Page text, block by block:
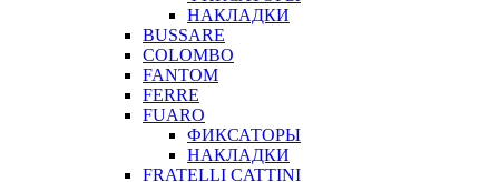
НАКЛАДКИ
BUSSARE
COLOMBO
FANTOM
FERRE
FUARO
ФИКСАТОРЫ
НАКЛАДКИ
FRATELLI CATTINI